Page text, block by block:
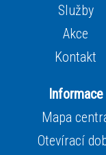
Služby
Akce
Kontakt
Informace
Mapa
Otevírací